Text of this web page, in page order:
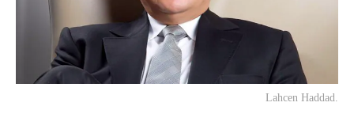
Lahcen Haddad.